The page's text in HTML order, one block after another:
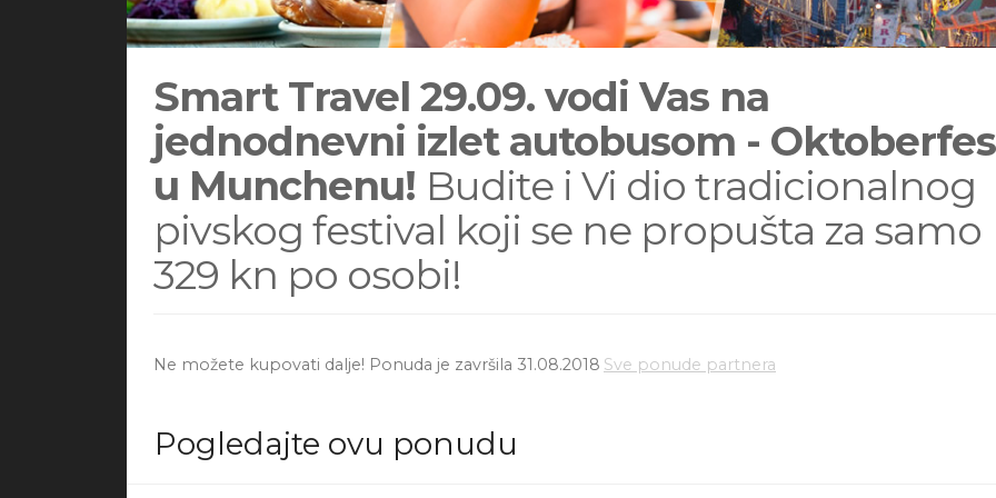
Smart Travel 29.09. vodi Vas na
jednodnevni izlet autobusom -
u Munchenu! Budite i Vi dio tradicionalnog
pivskog festival koji se ne propušta za samo
329 kn po osobi!
Ne možete kupovati dalje! Ponuda je završila 31.08.2018 Sve ponude partnera
Pogledajte ovu ponudu